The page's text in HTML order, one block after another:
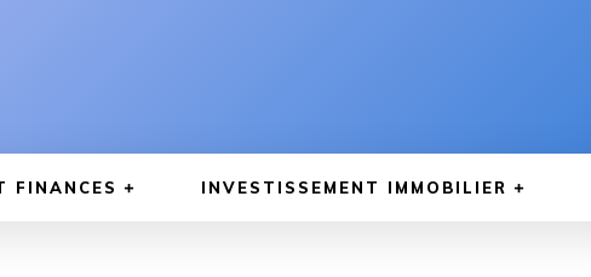
FINANCES INVESTISSEMENT IMMOBILIER